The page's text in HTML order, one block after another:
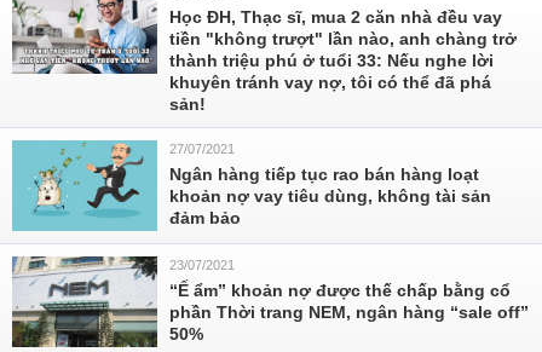
Học ĐH, Thạc sĩ, mua 2 căn nhà đều vay
tiền "không trượt" lần nào, anh chàng trở
thành triệu phú ở tuổi 33: Nếu nghe lời
khuyên tránh vay nợ, tôi có thể đã phá
sản!
27/07/2021
Ngân hàng tiếp tục rao bán hàng loạt
khoản nợ vay tiêu dùng, không tài sản
đảm bảo
23/07/2021
“Ế ẩm” khoản nợ được thế chấp bằng cổ
phần Thời trang NEM, ngân hàng “sale off”
50%